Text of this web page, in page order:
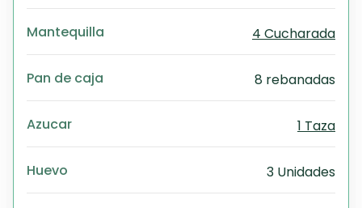
Mantequilla 4 Cucharada
Pan de caja 8 rebanadas
Azucar 1 Taza
Huevo 3 Unidades